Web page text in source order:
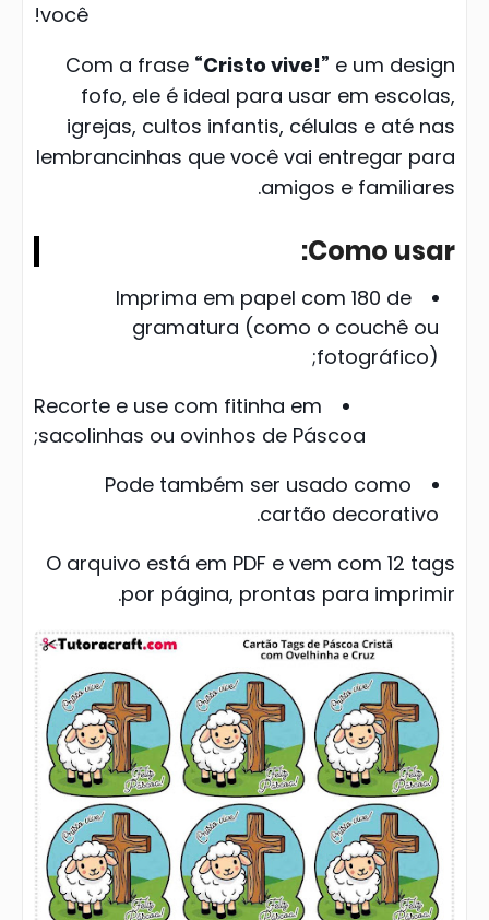
você!
Com a frase “Cristo vive!” e um design
fofo, ele é ideal para usar em escolas,
igrejas, cultos infantis, células e até nas
lembrancinhas que você vai entregar para
amigos e familiares.
Como usar:
Imprima em papel com 180 de
gramatura (como o couchê ou
fotográfico);
Recorte e use com fitinha em
sacolinhas ou ovinhos de Páscoa;
Pode também ser usado como
cartão decorativo.
O arquivo está em PDF e vem com 12 tags
por página, prontas para imprimir.